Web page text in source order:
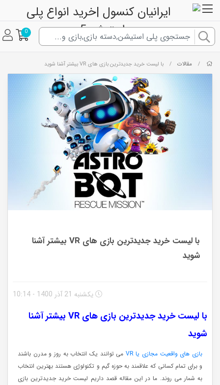
0
/ مقالات / با لیست خرید جدیدترین بازی های VR بیشتر آشنا شوید
با لیست خرید جدیدترین بازی های VR بیشتر آشنا
شوید
یکشنبه 21 آذر 1400 - 10:14
با لیست خرید جدیدترین بازی های VR بیشتر آشنا
شوید
بازی های واقعیت مجازی یا VR
می توانند یک انتخاب به روز و مدرن باشند
و برای تمام کسانی که علاقمند به حوزه گیم و تکنولوژی هستند بهترین انتخاب
به شمار می روند. ما در این مقاله قصد داریم لیست خرید جدیدترین بازی